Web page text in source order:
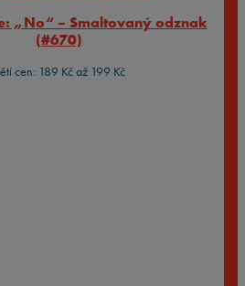
„No“ – Smaltovaný odznak
(#670)
cen: 189 Kč až 199 Kč